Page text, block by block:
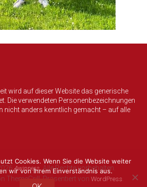
wird auf dieser Website das generische
Die verwendeten Personenbezeichnungen
nicht anders kenntlich gemacht – auf alle
4winners . Alle Rechte vorbehalten.
ThemeGrill. Präsentiert vonWordPress
Cookies. Wenn Sie die Website weiter
wir von Ihrem Einverständnis aus.